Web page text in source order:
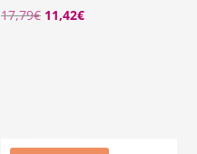
17,79€ El
11,42€El